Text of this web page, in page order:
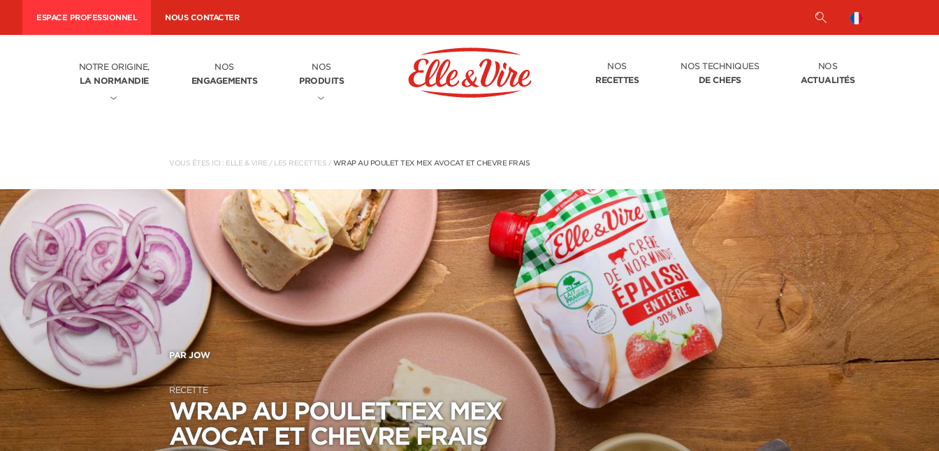
ESPACE PROFESSIONNEL NOUS CONTACTER
NOTRE ORIGINE,
LA NORMANDIE
NOS
ENGAGEMENTS
NOS
PRODUITS
NOS
RECETTES
NOS TECHNIQUES
DE CHEFS
NOS
ACTUALITÉS
VOUS ÊTES ICI : ELLE & VIRE / LES RECETTES /WRAP AU POULET TEX MEX AVOCAT ET CHEVRE FRAIS
PAR JOW
RECETTE
WRAP AU POULET TEX MEX
AVOCAT ET CHEVRE FRAIS